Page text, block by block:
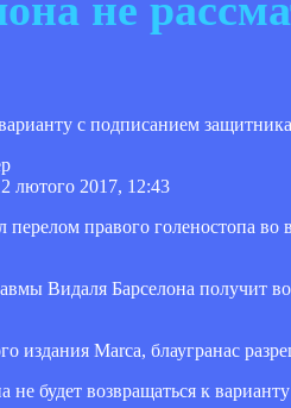
не
варианту с подписанием
лютого 2017, 12:43
перелом правого голеностопа
Видаля Барселона получит
издания Marca, блаугранас
не будет возвращаться к